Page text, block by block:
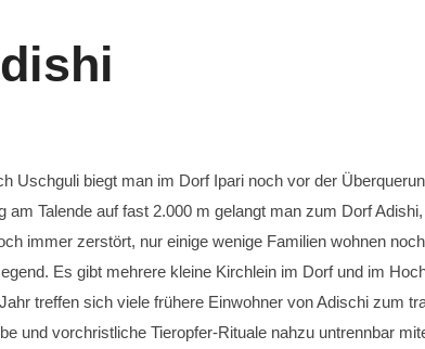
Uschguli biegt man im Dorf Ipari noch vor der
am Talende auf fast 2.000 m gelangt man zum Dorf
immer zerstört, nur einige wenige Familien wohnen
Es gibt mehrere kleine Kirchlein im Dorf und im
treffen sich viele frühere Einwohner von Adischi zum
und vorchristliche Tieropfer-Rituale nahzu untrennbar